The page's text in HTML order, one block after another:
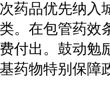
药品优先纳
。在包管药效
付出。鼓动勉
药物特别保障